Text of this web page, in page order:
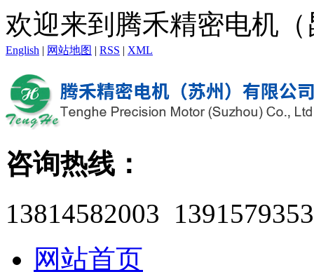
欢迎来到腾禾精密电机
English | 网站地图 | RSS | XML
咨询热线：
13814582003
网站首页